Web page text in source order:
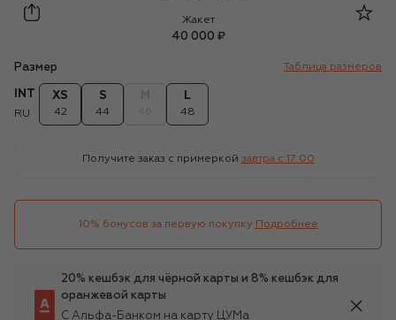
Les Archives
Жакет
40 000 ₽
Размер Таблица размеров
INT
RU
XS
42
S
44
L
48
Получите заказ с примеркой завтра c 17:00
10% бонусов за первую покупку Подробнее
20% кешбэк для чёрной карты и 8% кешбэк для
оранжевой карты
С Альфа-Банком на карту ЦУМа